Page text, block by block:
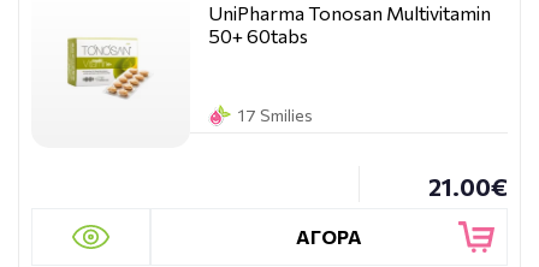
UniPharma Tonosan Multivitamin
50+ 60tabs
17 Smilies
21.00€
ΑΓΟΡΑ